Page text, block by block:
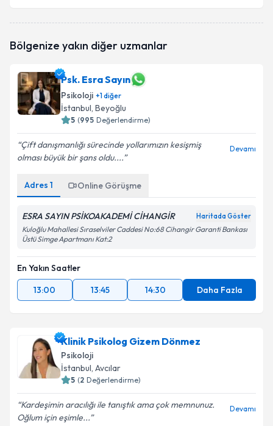
Bölgenize yakın diğer uzmanlar
Psk. Esra Sayın
Psikoloji +1diğer
İstanbul, Beyoğlu
5 (995 Değerlendirme)
Çift danışmanlığı sürecinde yollarımızın kesişmiş
olması büyük bir şans oldu....
Devamı
Adres 1 Online Görüşme
ESRA SAYIN PSİKOAKADEMİ CİHANGİR Haritada Göster
Kuloğlu Mahallesi Sıraselviler Caddesi No:68 Cihangir Garanti Bankası
Üstü Simge Apartmanı Kat:2
En Yakın Saatler
13:00
13:45 14:30 Daha Fazla
Klinik Psikolog Gizem Dönmez
Psikoloji
İstanbul, Avcılar
5 (2 Değerlendirme)
Kardeşimin aracılığı ile tanıştık ama çok memnunuz.
Oğlum için eşimle...
Devamı